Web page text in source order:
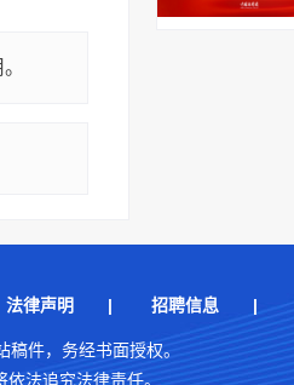
法律声明 | 招聘信息 |
件，务经书面授权。
依法追究法律责任。